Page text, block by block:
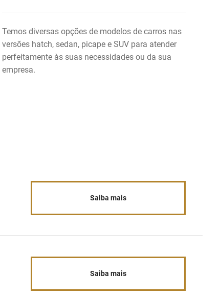
Temos diversas opções de modelos de carros nas
versões hatch, sedan, picape e SUV para atender
perfeitamente às suas necessidades ou da sua
empresa.
Saiba mais
Saiba mais